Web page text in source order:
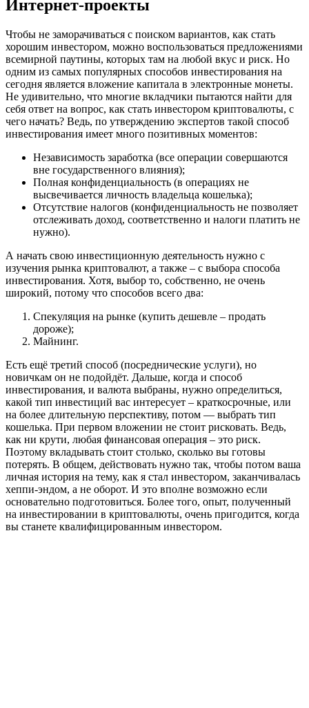
Интернет-проекты
Чтобы не заморачиваться с поиском вариантов, как стать
хорошим инвестором, можно воспользоваться предложениями
всемирной паутины, которых там на любой вкус и риск. Но
одним из самых популярных способов инвестирования на
сегодня является вложение капитала в электронные монеты.
Не удивительно, что многие вкладчики пытаются найти для
себя ответ на вопрос, как стать инвестором криптовалюты, с
чего начать? Ведь, по утверждению экспертов такой способ
инвестирования имеет много позитивных моментов:
Независимость заработка (все операции совершаются
вне государственного влияния);
Полная конфиденциальность (в операциях не
высвечивается личность владельца кошелька);
Отсутствие налогов (конфиденциальность не позволяет
отслеживать доход, соответственно и налоги платить не
нужно).
А начать свою инвестиционную деятельность нужно с
изучения рынка криптовалют, а также – с выбора способа
инвестирования. Хотя, выбор то, собственно, не очень
широкий, потому что способов всего два:
Спекуляция на рынке (купить дешевле – продать
дороже);
Майнинг.
Есть ещё третий способ (посреднические услуги), но
новичкам он не подойдёт. Дальше, когда и способ
инвестирования, и валюта выбраны, нужно определиться,
какой тип инвестиций вас интересует – краткосрочные, или
на более длительную перспективу, потом — выбрать тип
кошелька. При первом вложении не стоит рисковать. Ведь,
как ни крути, любая финансовая операция – это риск.
Поэтому вкладывать стоит столько, сколько вы готовы
потерять. В общем, действовать нужно так, чтобы потом ваша
личная история на тему, как я стал инвестором, заканчивалась
хеппи-эндом, а не оборот. И это вполне возможно если
основательно подготовиться. Более того, опыт, полученный
на инвестировании в криптовалюты, очень пригодится, когда
вы станете квалифицированным инвестором.